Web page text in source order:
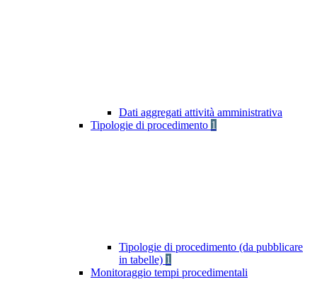
Dati aggregati attività amministrativa
Tipologie di procedimento 1
Tipologie di procedimento (da pubblicare
in tabelle) 1
Monitoraggio tempi procedimentali